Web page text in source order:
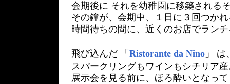
会期後に それを幼稚園に移築される
その鐘が、会期中、１日に３回つか
時間待ちの間に、近くのお店でラン
飛び込んだ 「 Ristorante da Nino 」
スパークリングもワインもシチリア
展示会を見る前に、ほろ酔いとなっ